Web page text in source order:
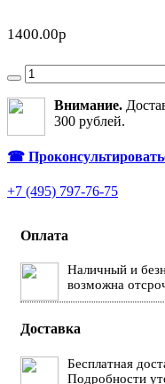
1400.00р
Внимание.
300 рублей.
☎
+7 (495) 797-76-75
Оплата
Наличный и
возможна
Доставка
Бесплатная
Подробности